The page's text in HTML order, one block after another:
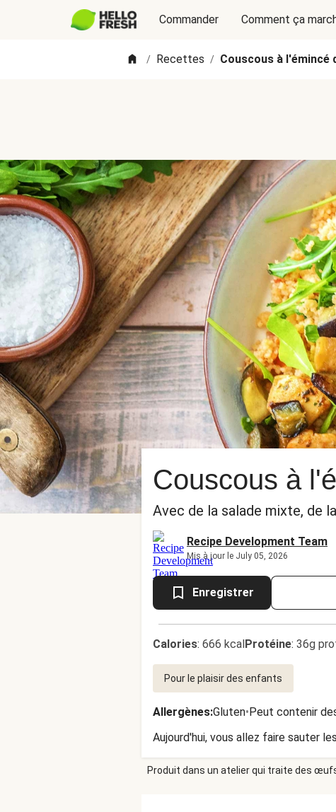
Commander Comment ça
/ Recettes / Couscous à l'émincé
Couscous à
Avec de la salade mixte, de
Recipe Development Team
Mis à jour le July 05, 2026
Enregistrer
Calories: 666 kcalProtéine: 36g
Pour le plaisir des enfants
Allergènes:Gluten•Peut contenir
Aujourd'hui, vous allez faire sauter
Produit dans un atelier qui traite des